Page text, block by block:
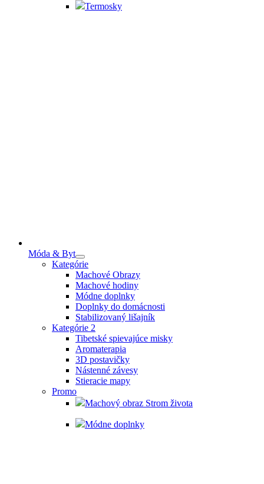
Termosky
Móda & Byt
Kategórie
Machové Obrazy
Machové hodiny
Módne doplnky
Doplnky do domácnosti
Stabilizovaný lišajník
Kategórie 2
Tibetské spievajúce misky
Aromaterapia
3D postavičky
Nástenné závesy
Stieracie mapy
Promo
Machový obraz Strom života
Módne doplnky